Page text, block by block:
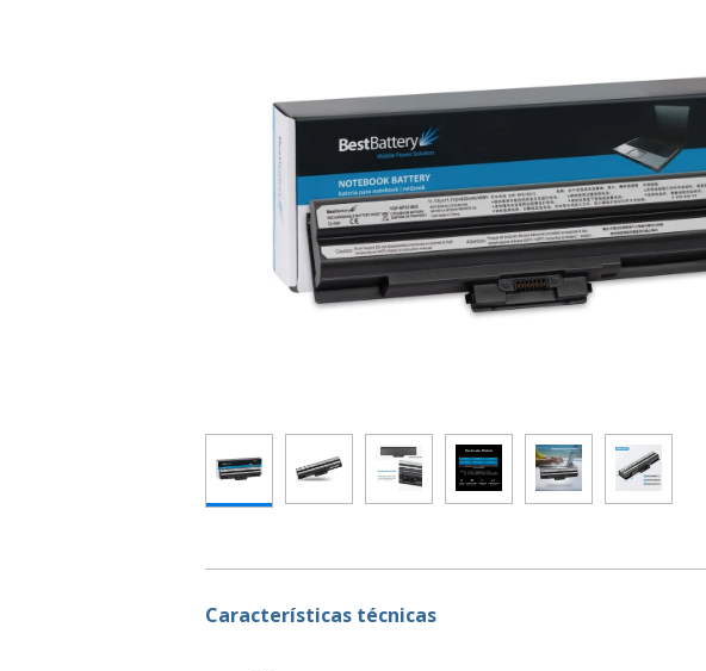
Características técnicas